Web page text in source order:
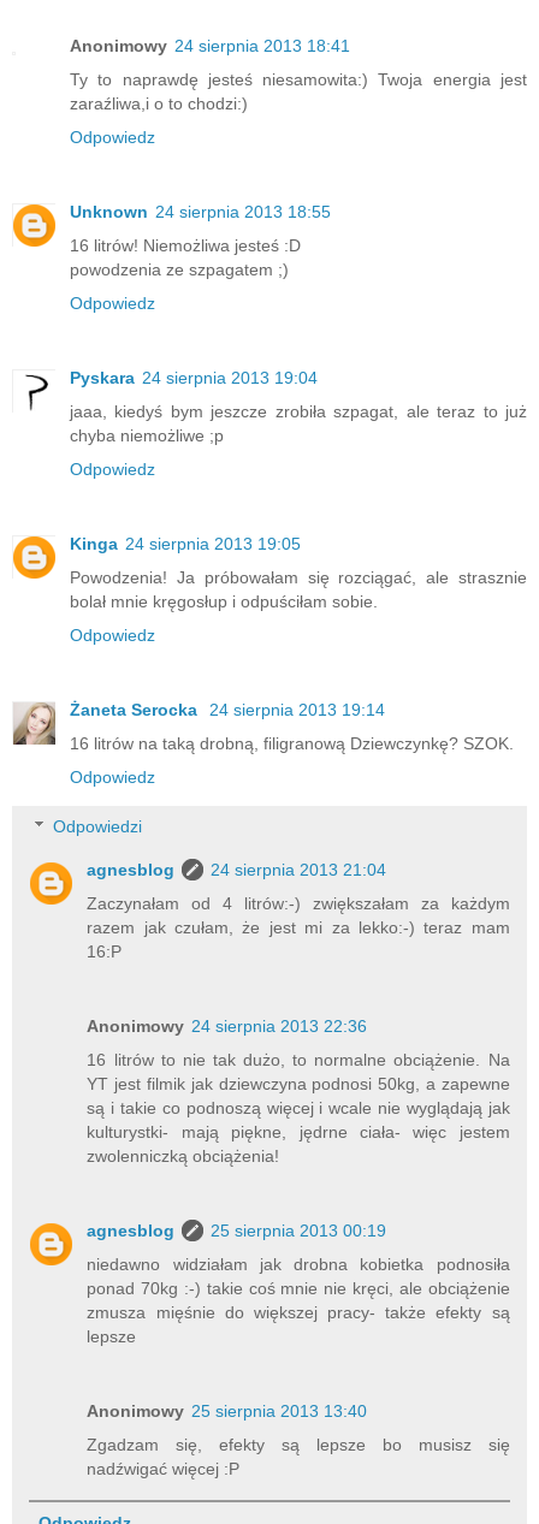
Anonimowy 24 sierpnia 2013 18:41
Ty to naprawdę jesteś niesamowita:) Twoja energia jest
zaraźliwa,i o to chodzi:)
Odpowiedz
Unknown 24 sierpnia 2013 18:55
16 litrów! Niemożliwa jesteś :D
powodzenia ze szpagatem ;)
Odpowiedz
Pyskara 24 sierpnia 2013 19:04
jaaa, kiedyś bym jeszcze zrobiła szpagat, ale teraz to już
chyba niemożliwe ;p
Odpowiedz
Kinga 24 sierpnia 2013 19:05
Powodzenia! Ja próbowałam się rozciągać, ale strasznie
bolał mnie kręgosłup i odpuściłam sobie.
Odpowiedz
Żaneta Serocka
24 sierpnia 2013 19:14
16 litrów na taką drobną, filigranową Dziewczynkę? SZOK.
Odpowiedz
Odpowiedzi
agnesblog
24 sierpnia 2013 21:04
Zaczynałam od 4 litrów:-) zwiększałam za każdym
razem jak czułam, że jest mi za lekko:-) teraz mam
16:P
Anonimowy 24 sierpnia 2013 22:36
16 litrów to nie tak dużo, to normalne obciążenie. Na
YT jest filmik jak dziewczyna podnosi 50kg, a zapewne
są i takie co podnoszą więcej i wcale nie wyglądają jak
kulturystki- mają piękne, jędrne ciała- więc jestem
zwolenniczką obciążenia!
agnesblog
25 sierpnia 2013 00:19
niedawno widziałam jak drobna kobietka podnosiła
ponad 70kg :-) takie coś mnie nie kręci, ale obciążenie
zmusza mięśnie do większej pracy- także efekty są
lepsze
Anonimowy 25 sierpnia 2013 13:40
Zgadzam się, efekty są lepsze bo musisz się
nadźwigać więcej :P